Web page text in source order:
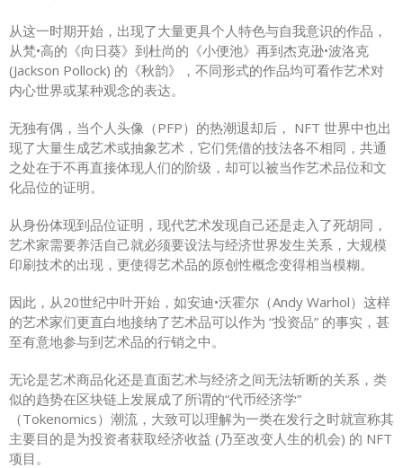
从这一时期开始，出现了大量更具个人特色与自我意识的作品，
从梵•高的《向日葵》到杜尚的《小便池》再到杰克逊•波洛克
(Jackson Pollock) 的《秋韵》，不同形式的作品均可看作艺术对
内心世界或某种观念的表达。
无独有偶，当个人头像（PFP）的热潮退却后， NFT 世界中也出
现了大量生成艺术或抽象艺术，它们凭借的技法各不相同，共通
之处在于不再直接体现人们的阶级，却可以被当作艺术品位和文
化品位的证明。
从身份体现到品位证明，现代艺术发现自己还是走入了死胡同，
艺术家需要养活自己就必须要设法与经济世界发生关系，大规模
印刷技术的出现，更使得艺术品的原创性概念变得相当模糊。
因此，从20世纪中叶开始，如安迪•沃霍尔（Andy Warhol）这样
的艺术家们更直白地接纳了艺术品可以作为 “投资品” 的事实，甚
至有意地参与到艺术品的行销之中。
无论是艺术商品化还是直面艺术与经济之间无法斩断的关系，类
似的趋势在区块链上发展成了所谓的“代币经济学”
（Tokenomics）潮流，大致可以理解为一类在发行之时就宣称其
主要目的是为投资者获取经济收益 (乃至改变人生的机会) 的 NFT
项目。